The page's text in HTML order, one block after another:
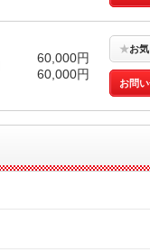
60,000円
60,000円
★お
お問